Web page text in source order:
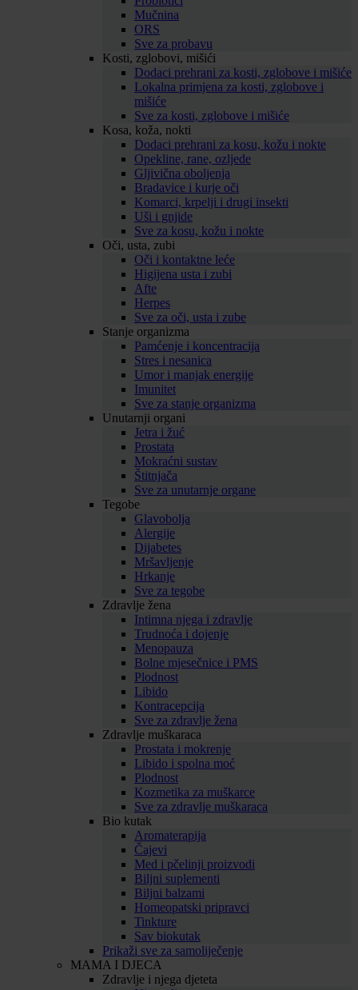
Mučnina
ORS
Sve za probavu
Kosti, zglobovi, mišići
Dodaci prehrani za kosti, zglobove i mišiće
Lokalna primjena za kosti, zglobove i
mišiće
Sve za kosti, zglobove i mišiće
Kosa, koža, nokti
Dodaci prehrani za kosu, kožu i nokte
Opekline, rane, ozljede
Gljivična oboljenja
Bradavice i kurje oči
Komarci, krpelji i drugi insekti
Uši i gnjide
Sve za kosu, kožu i nokte
Oči, usta, zubi
Oči i kontaktne leće
Higijena usta i zubi
Afte
Herpes
Sve za oči, usta i zube
Stanje organizma
Pamćenje i koncentracija
Stres i nesanica
Umor i manjak energije
Imunitet
Sve za stanje organizma
Unutarnji organi
Jetra i žuć
Prostata
Mokraćni sustav
Štitnjača
Sve za unutarnje organe
Tegobe
Glavobolja
Alergije
Dijabetes
Mršavljenje
Hrkanje
Sve za tegobe
Zdravlje žena
Intimna njega i zdravlje
Trudnoća i dojenje
Menopauza
Bolne mjesečnice i PMS
Plodnost
Libido
Kontracepcija
Sve za zdravlje žena
Zdravlje muškaraca
Prostata i mokrenje
Libido i spolna moć
Plodnost
Kozmetika za muškarce
Sve za zdravlje muškaraca
Bio kutak
Aromaterapija
Čajevi
Med i pčelinji proizvodi
Biljni suplementi
Biljni balzami
Homeopatski pripravci
Tinkture
Sav biokutak
Prikaži sve za samoliječenje
MAMA I DJECA
Zdravlje i njega djeteta